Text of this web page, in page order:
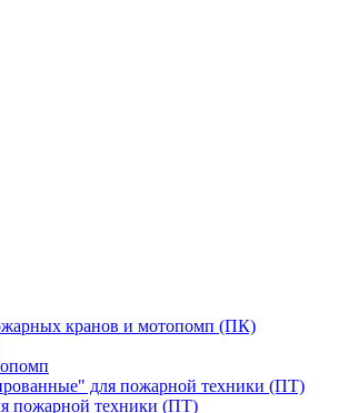
кранов и мотопомп (ПК)
для пожарной техники (ПТ)
пожарной техники (ПТ)